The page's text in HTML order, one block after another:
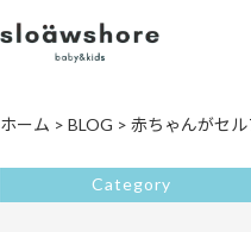
ホーム > BLOG > 赤ちゃんがセ
Category